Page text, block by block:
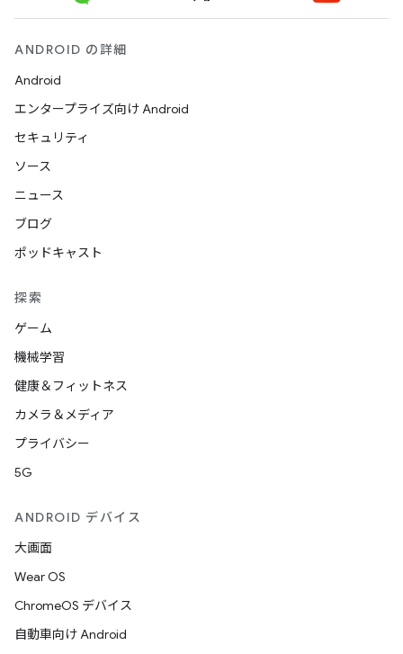
ANDROID の詳細
Android
エンタープライズ向け Android
セキュリティ
ソース
ニュース
ブログ
ポッドキャスト
探索
ゲーム
機械学習
健康＆フィットネス
カメラ＆メディア
プライバシー
5G
ANDROID デバイス
大画面
Wear OS
ChromeOS デバイス
自動車向け Android